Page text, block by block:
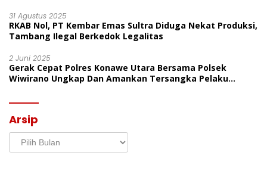
31 Agustus 2025
RKAB Nol, PT Kembar Emas Sultra Diduga Nekat Produksi,
Tambang Ilegal Berkedok Legalitas
2 Juni 2025
Gerak Cepat Polres Konawe Utara Bersama Polsek
Wiwirano Ungkap Dan Amankan Tersangka Pelaku
Arsip
Arsip